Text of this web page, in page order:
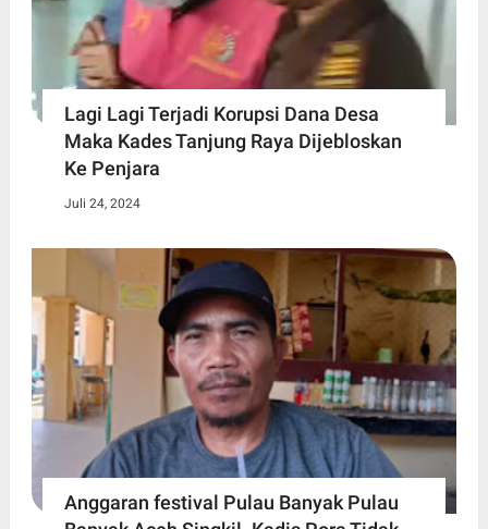
Lagi Lagi Terjadi Korupsi Dana Desa
Maka Kades Tanjung Raya Dijebloskan
Ke Penjara
Juli 24, 2024
Anggaran festival Pulau Banyak Pulau